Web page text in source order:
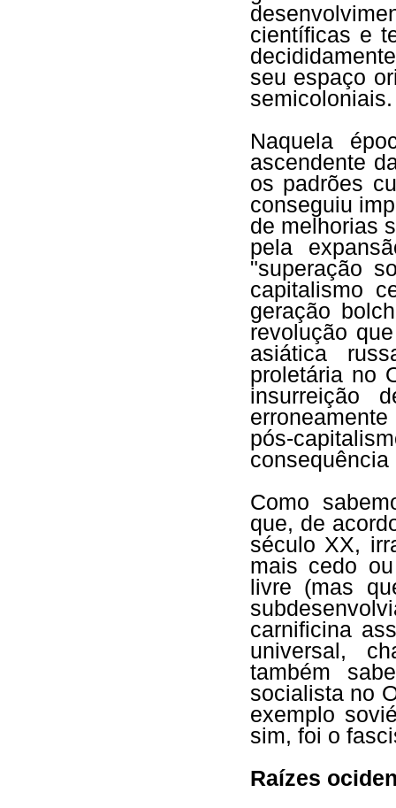
científicas e
seu espaço
semicoloniais.
Naquela
ascendente
os padrões
conseguiu
de melhorias
pela
"superação
capitalismo
geração
revolução
asiática
proletária no
insurreição
pós-
consequência
Como
que, de
século XX,
mais cedo
livre (mas
carnificina
universal,
também
socialista no
exemplo
sim, foi o
Raízes